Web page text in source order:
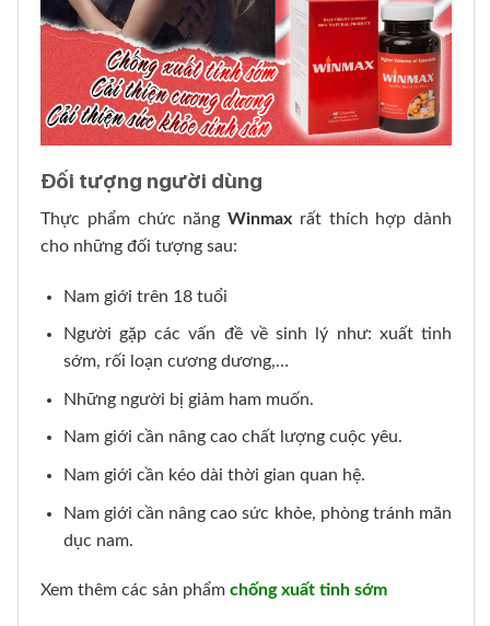
Đối tượng người dùng
Thực phẩm chức năng Winmax rất thích hợp dành
cho những đối tượng sau:
Nam giới trên 18 tuổi
Người gặp các vấn đề về sinh lý như: xuất tinh
sớm, rối loạn cương dương,…
Những người bị giảm ham muốn.
Nam giới cần nâng cao chất lượng cuộc yêu.
Nam giới cần kéo dài thời gian quan hệ.
Nam giới cần nâng cao sức khỏe, phòng tránh mãn
dục nam.
Xem thêm các sản phẩm chống xuất tinh sớm